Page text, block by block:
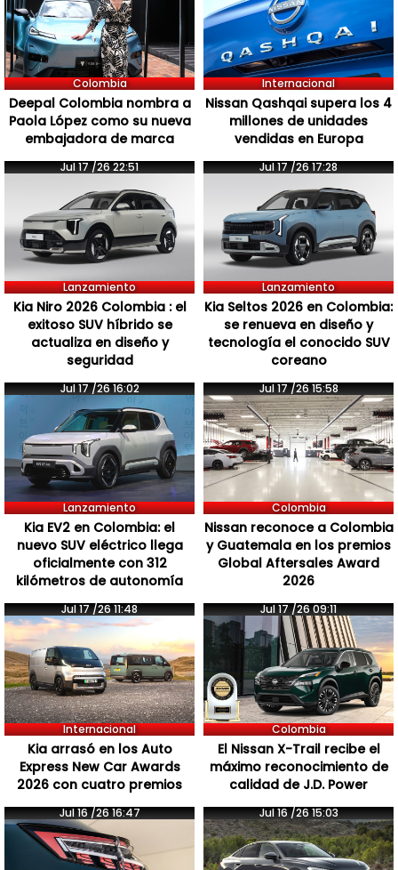
Colombia
Deepal Colombia nombra a
Paola López como su nueva
embajadora de marca
Internacional
Nissan Qashqai supera los 4
millones de unidades
vendidas en Europa
Jul 17 /26 22:51
Lanzamiento
Kia Niro 2026 Colombia : el
exitoso SUV híbrido se
actualiza en diseño y
seguridad
Jul 17 /26 17:28
Lanzamiento
Kia Seltos 2026 en Colombia:
se renueva en diseño y
tecnología el conocido SUV
coreano
Jul 17 /26 16:02
Lanzamiento
Kia EV2 en Colombia: el
nuevo SUV eléctrico llega
oficialmente con 312
kilómetros de autonomía
Jul 17 /26 15:58
Colombia
Nissan reconoce a Colombia
y Guatemala en los premios
Global Aftersales Award
2026
Jul 17 /26 11:48
Internacional
Kia arrasó en los Auto
Express New Car Awards
2026 con cuatro premios
Jul 17 /26 09:11
Colombia
El Nissan X-Trail recibe el
máximo reconocimiento de
calidad de J.D. Power
Jul 16 /26 16:47 Jul 16 /26 15:03